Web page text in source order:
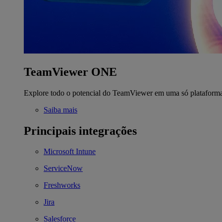
TeamViewer ONE
Explore todo o potencial do TeamViewer em uma só
Saiba mais
Principais integrações
Microsoft Intune
ServiceNow
Freshworks
Jira
Salesforce